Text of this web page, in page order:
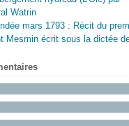
Watrin
mars 1793 : Récit du
Mesmin écrit sous la dictée